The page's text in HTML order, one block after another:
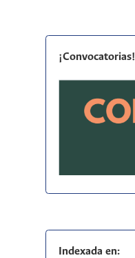
¡Convocatorias!
Indexada en: